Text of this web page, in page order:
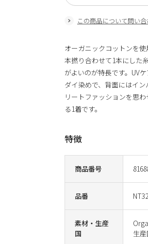
商品番号
品番
素材・生産
国
生
この商品について問い合
オーガニックコットンを
本撚り合わせて1本にした
がよいのが特長です。UV
ダイ染めで、背面にはイ
リートファッションを思
る1着です。
特徴